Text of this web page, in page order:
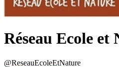
Réseau Ecole et
@ReseauEcoleEtNature